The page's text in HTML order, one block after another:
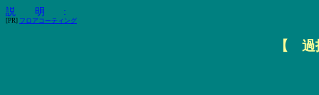
[PR] フロアコーティング
【 過